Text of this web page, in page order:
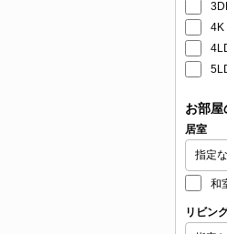
4K
お部屋
居室
和
リビン